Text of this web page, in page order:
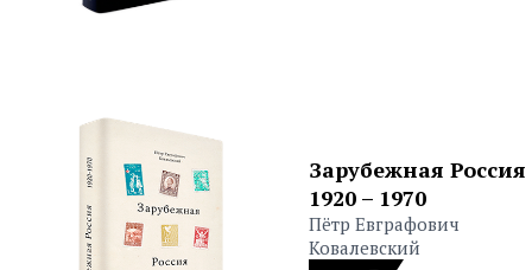
Зарубежная Россия
1920 – 1970
Пётр Евграфович
Ковалевский